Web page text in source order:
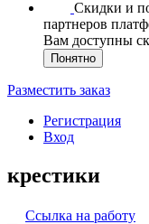
Скидки и
партнеров
Вам доступны
Понятно
Разместить заказ
Регистрация
Вход
крестики
Ссылка на работу